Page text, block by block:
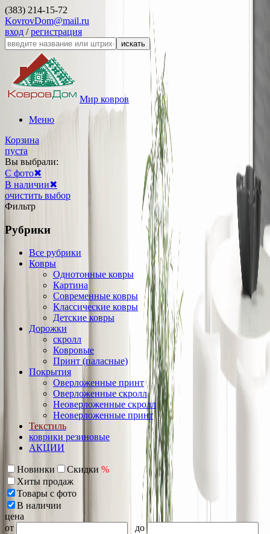
(383) 214-15-72
KovrovDom@mail.ru
вход /регистрация
искать
Мир ковров
Меню
Корзина
пуста
Вы выбрали:
С фото✖
В наличии✖
очистить выбор
Фильтр
Рубрики
Все рубрики
Ковры
Однотонные ковры
Картина
Современные ковры
Классические ковры
Детские ковры
Дорожки
скролл
Ковровые
Принт (паласные)
Покрытия
Оверложенные принт
Оверложенные скролл
Неоверложенные скролл
Неоверложенные принт
Текстиль
коврики резиновые
АКЦИИ
Новинки Скидки %
Хиты продаж
Товары с фото
В наличии
цена
от
до